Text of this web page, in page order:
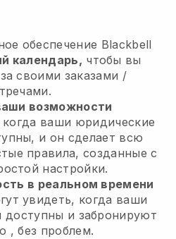
обеспечение Blackbell
календарь, чтобы вы
своими заказами /
возможности
ваши юридические
и он сделает всю
правила, созданные с
настройки.
в реальном времени
увидеть, когда ваши
доступны и забронируют
, без проблем.